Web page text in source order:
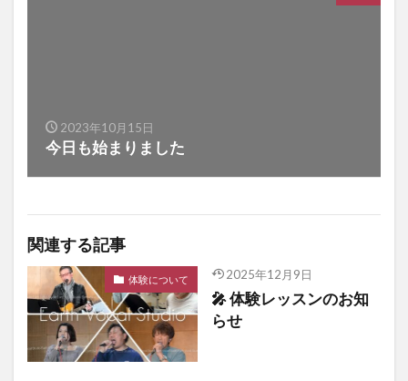
2023年10月15日
今日も始まりました
関連する記事
体験について 2025年12月9日
🎤 体験レッスンのお知
らせ